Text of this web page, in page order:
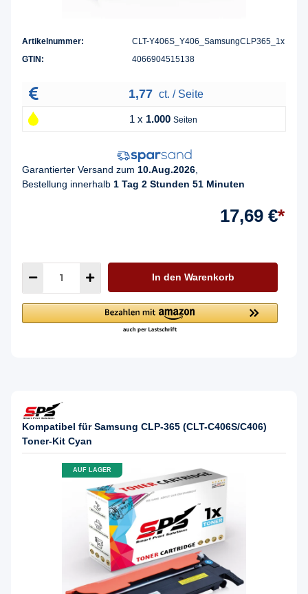
Artikelnummer:
CLT-Y406S_Y406_SamsungCLP365_1x
GTIN:
4066904515138
1,77 ct. / Seite
1 x 1.000 Seiten
Garantierter Versand zum 10.Aug.2026
Bestellung innerhalb 1 Tag 2 Stunden 51 Minuten
17,69 €*
In den Warenkorb
Kompatibel für Samsung CLP-365 (CLT-C406S/C406)
Toner-Kit Cyan
AUF LAGER